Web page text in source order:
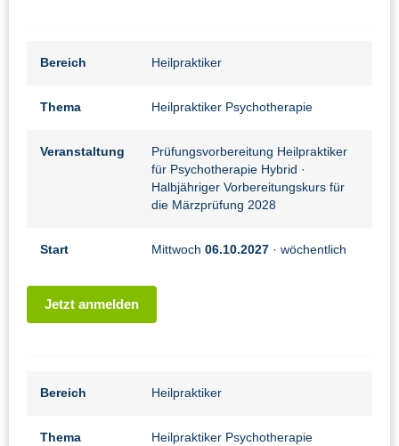
Bereich Heilpraktiker
Thema Heilpraktiker Psychotherapie
Veranstaltung
Prüfungsvorbereitung Heilpraktiker
für Psychotherapie Hybrid ·
Halbjähriger Vorbereitungskurs für
die Märzprüfung 2028
Start Mittwoch 06.10.2027 · wöchentlich
Jetzt anmelden
Bereich Heilpraktiker
Thema Heilpraktiker Psychotherapie